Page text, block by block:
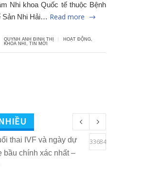
Nhi khoa Quốc tế thuộc Bệnh
Sản Nhi Hải… Read more
QUYNH ANH ĐINH THỊ HOẠT ĐỘNG,
KHOA NHI , TIN MỚI
thai IVF và ngày dự
bầu chính xác nhất –
33684